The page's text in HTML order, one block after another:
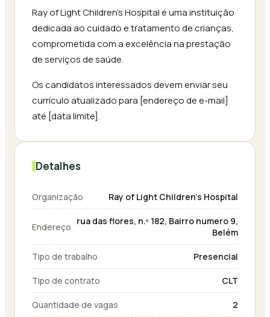
Ray of Light Children's Hospital é uma instituição
dedicada ao cuidado e tratamento de crianças,
comprometida com a excelência na prestação
de serviços de saúde.
Os candidatos interessados devem enviar seu
currículo atualizado para [endereço de e-mail]
até [data limite].
Detalhes
Organização Ray of Light Children's Hospital
Endereço rua das flores, n.º 182, Bairro numero 9,
Belém
Tipo de trabalho Presencial
Tipo de contrato CLT
Quantidade de vagas 2